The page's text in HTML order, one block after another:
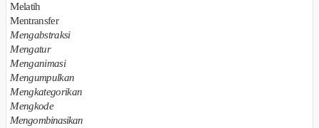
Melatih
Mentransfer
Mengabstraksi
Mengatur
Menganimasi
Mengumpulkan
Mengkategorikan
Mengkode
Mengombinasikan